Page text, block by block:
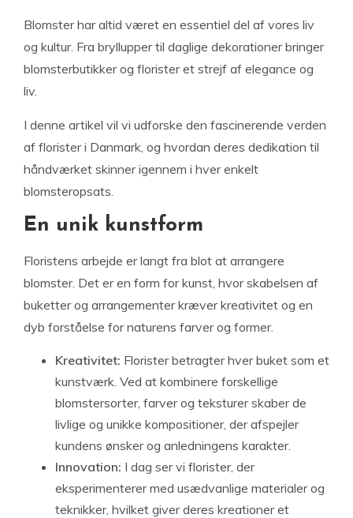
Blomster har altid været en essentiel del af vores liv
og kultur. Fra bryllupper til daglige dekorationer bringer
blomsterbutikker og florister et strejf af elegance og
liv.
I denne artikel vil vi udforske den fascinerende verden
af florister i Danmark, og hvordan deres dedikation til
håndværket skinner igennem i hver enkelt
blomsteropsats.
En unik kunstform
Floristens arbejde er langt fra blot at arrangere
blomster. Det er en form for kunst, hvor skabelsen af
buketter og arrangementer kræver kreativitet og en
dyb forståelse for naturens farver og former.
Kreativitet: Florister betragter hver buket som et
kunstværk. Ved at kombinere forskellige
blomstersorter, farver og teksturer skaber de
livlige og unikke kompositioner, der afspejler
kundens ønsker og anledningens karakter.
Innovation: I dag ser vi florister, der
eksperimenterer med usædvanlige materialer og
teknikker, hvilket giver deres kreationer et